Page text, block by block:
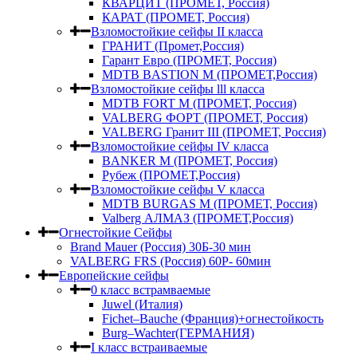
КВАРЦИТ (ПРОМЕТ, Россия)
КАРАТ (ПРОМЕТ, Россия)
Взломостойкие сейфы II класса
ГРАНИТ (Промет,Россия)
Гарант Евро (ПРОМЕТ, Россия)
MDTB BASTION M (ПРОМЕТ,Россия)
Взломостойкие сейфы lll класса
MDTB FORT M (ПРОМЕТ, Россия)
VALBERG ФОРТ (ПРОМЕТ, Россия)
VALBERG Гранит III (ПРОМЕТ, Россия)
Взломостойкие сейфы IV класса
BANKER M (ПРОМЕТ, Россия)
Рубеж (ПРОМЕТ,Россия)
Взломостойкие сейфы V класса
MDTB BURGAS M (ПРОМЕТ, Россия)
Valberg АЛМАЗ (ПРОМЕТ,Россия)
Огнестойкие Сейфы
Brand Mauer (Россия) 30Б-30 мин
VALBERG FRS (Россия) 60Р- 60мин
Европейские сейфы
0 класс встрамваемые
Juwel (Италия)
Fichet–Bauche (Франция)+огнестойкость
Burg–Wachter(ГЕРМАНИЯ)
I класс встраиваемые